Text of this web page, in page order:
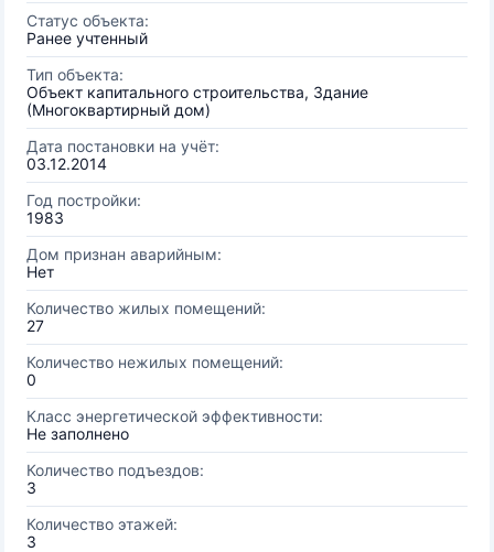
Статус объекта:
Ранее учтенный
Тип объекта:
Объект капитального строительства, Здание
(Многоквартирный дом)
Дата постановки на учёт:
03.12.2014
Год постройки:
1983
Дом признан аварийным:
Нет
Количество жилых помещений:
27
Количество нежилых помещений:
0
Класс энергетической эффективности:
Не заполнено
Количество подъездов:
3
Количество этажей:
3